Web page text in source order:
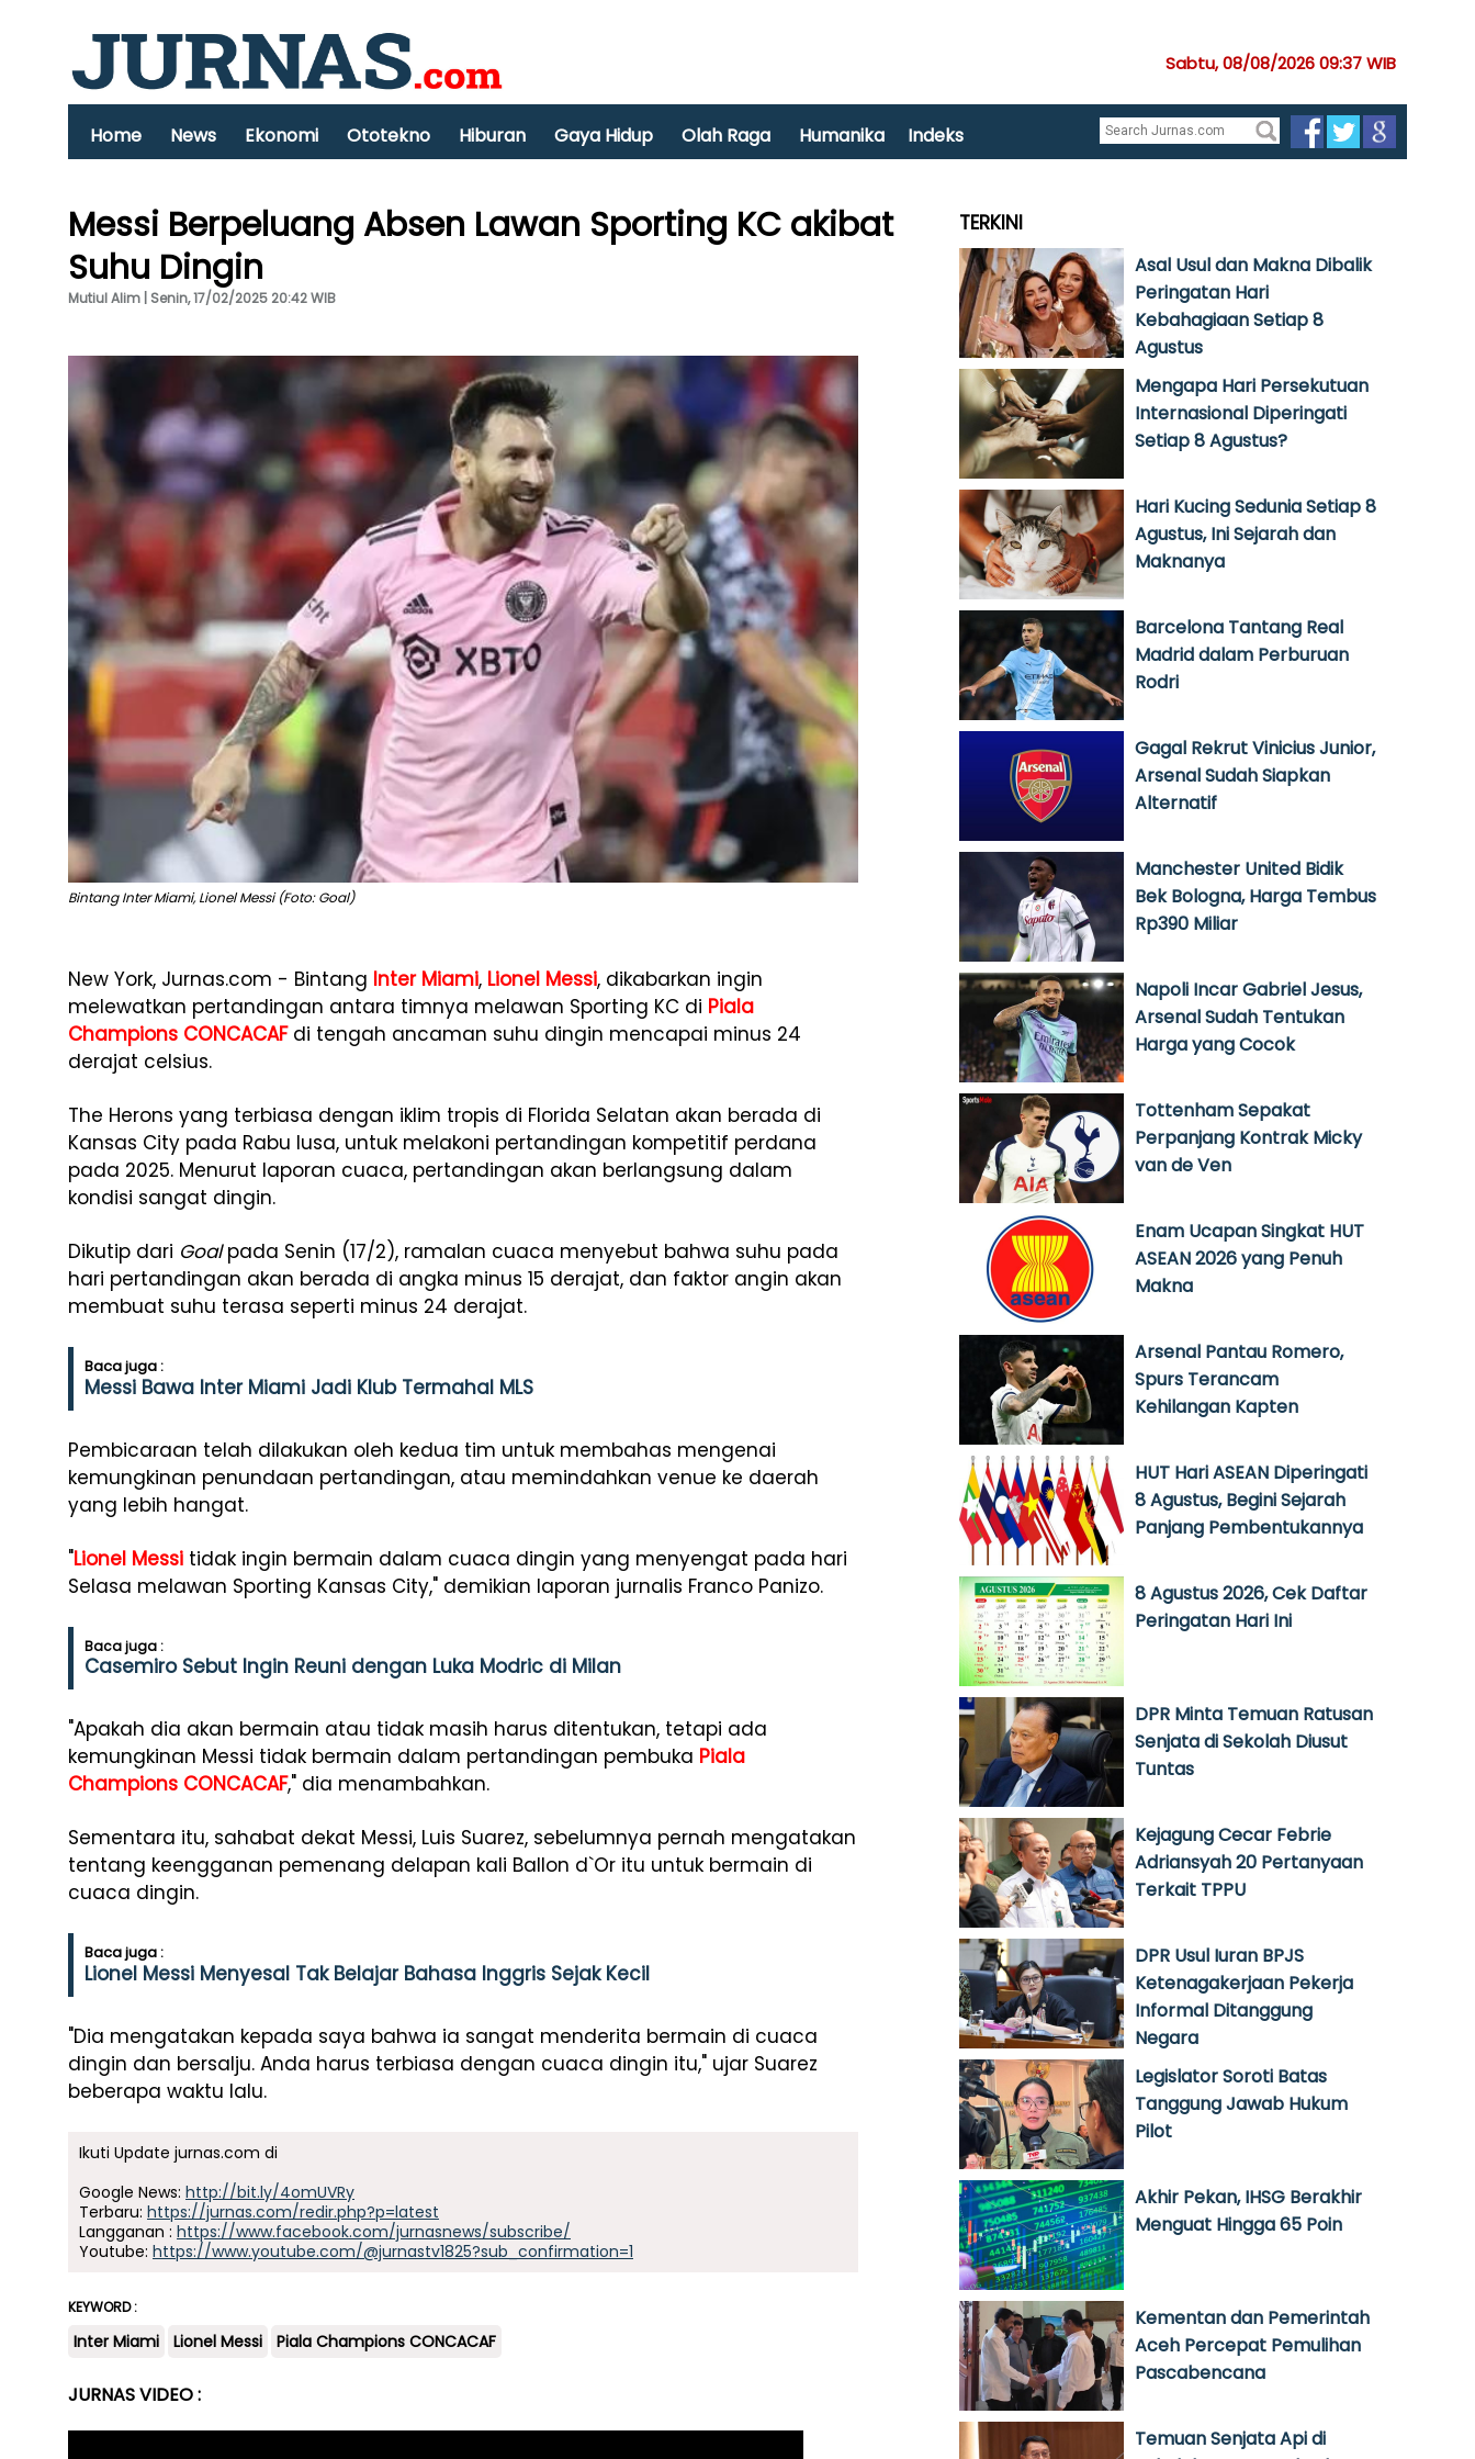
Sabtu, 08/08/2026 09:37 WIB
Home News Ekonomi Ototekno Hiburan Gaya Hidup Olah Raga Humanika Indeks
Messi Berpeluang Absen Lawan Sporting KC akibat
Suhu Dingin
Mutiul Alim | Senin, 17/02/2025 20:42 WIB
Bintang Inter Miami, Lionel Messi (Foto: Goal)
New York, Jurnas.com - Bintang Inter Miami, Lionel Messi, dikabarkan ingin
melewatkan pertandingan antara timnya melawan Sporting KC di Piala
Champions CONCACAFdi tengah ancaman suhu dingin mencapai minus 24
derajat celsius.
The Herons yang terbiasa dengan iklim tropis di Florida Selatan akan berada di
Kansas City pada Rabu lusa, untuk melakoni pertandingan kompetitif perdana
pada 2025. Menurut laporan cuaca, pertandingan akan berlangsung dalam
kondisi sangat dingin.
Dikutip dari Goalpada Senin (17/2), ramalan cuaca menyebut bahwa suhu pada
hari pertandingan akan berada di angka minus 15 derajat, dan faktor angin akan
membuat suhu terasa seperti minus 24 derajat.
Baca juga :
Messi Bawa Inter Miami Jadi Klub Termahal MLS
Pembicaraan telah dilakukan oleh kedua tim untuk membahas mengenai
kemungkinan penundaan pertandingan, atau memindahkan venue ke daerah
yang lebih hangat.
"Lionel Messi tidak ingin bermain dalam cuaca dingin yang menyengat pada hari
Selasa melawan Sporting Kansas City," demikian laporan jurnalis Franco Panizo.
Baca juga :
Casemiro Sebut Ingin Reuni dengan Luka Modric di Milan
"Apakah dia akan bermain atau tidak masih harus ditentukan, tetapi ada
kemungkinan Messi tidak bermain dalam pertandingan pembuka Piala
Champions CONCACAF," dia menambahkan.
Sementara itu, sahabat dekat Messi, Luis Suarez, sebelumnya pernah mengatakan
tentang keengganan pemenang delapan kali Ballon d`Or itu untuk bermain di
cuaca dingin.
Baca juga :
Lionel Messi Menyesal Tak Belajar Bahasa Inggris Sejak Kecil
"Dia mengatakan kepada saya bahwa ia sangat menderita bermain di cuaca
dingin dan bersalju. Anda harus terbiasa dengan cuaca dingin itu," ujar Suarez
beberapa waktu lalu.
Ikuti Update jurnas.com di
Google News: http://bit.ly/4omUVRy
Terbaru: https://jurnas.com/redir.php?p=latest
Langganan : https://www.facebook.com/jurnasnews/subscribe/
Youtube: https://www.youtube.com/@jurnastv1825?sub_confirmation=1
KEYWORD :
Inter Miami Lionel Messi Piala Champions CONCACAF
JURNAS VIDEO :
TERKINI
Asal Usul dan Makna Dibalik
Peringatan Hari
Kebahagiaan Setiap 8
Agustus
Mengapa Hari Persekutuan
Internasional Diperingati
Setiap 8 Agustus?
Hari Kucing Sedunia Setiap 8
Agustus, Ini Sejarah dan
Maknanya
Barcelona Tantang Real
Madrid dalam Perburuan
Rodri
Gagal Rekrut Vinicius Junior,
Arsenal Sudah Siapkan
Alternatif
Manchester United Bidik
Bek Bologna, Harga Tembus
Rp390 Miliar
Napoli Incar Gabriel Jesus,
Arsenal Sudah Tentukan
Harga yang Cocok
Tottenham Sepakat
Perpanjang Kontrak Micky
van de Ven
Enam Ucapan Singkat HUT
ASEAN 2026 yang Penuh
Makna
Arsenal Pantau Romero,
Spurs Terancam
Kehilangan Kapten
HUT Hari ASEAN Diperingati
8 Agustus, Begini Sejarah
Panjang Pembentukannya
8 Agustus 2026, Cek Daftar
Peringatan Hari Ini
DPR Minta Temuan Ratusan
Senjata di Sekolah Diusut
Tuntas
Kejagung Cecar Febrie
Adriansyah 20 Pertanyaan
Terkait TPPU
DPR Usul Iuran BPJS
Ketenagakerjaan Pekerja
Informal Ditanggung
Negara
Legislator Soroti Batas
Tanggung Jawab Hukum
Pilot
Akhir Pekan, IHSG Berakhir
Menguat Hingga 65 Poin
Kementan dan Pemerintah
Aceh Percepat Pemulihan
Pascabencana
Temuan Senjata Api di